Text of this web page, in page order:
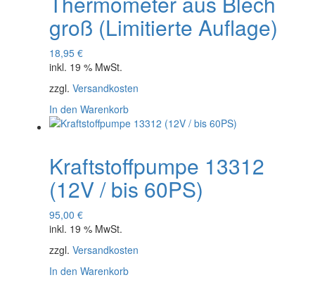
groß (Limitierte Auflage)
18,95 €
inkl. 19 % MwSt.
zzgl. Versandkosten
In den Warenkorb
Kraftstoffpumpe 13312
(12V / bis 60PS)
95,00 €
inkl. 19 % MwSt.
zzgl. Versandkosten
In den Warenkorb